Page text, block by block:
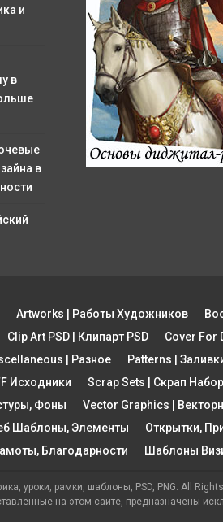
и
в
в
Artworks | Работы Художников
Clip Art PSD | Клипарт PSD Cover For
| Разное Patterns |
Исходники Scrap Sets | Скрап
Фоны
Vector Graphics |
Шаблоны, Элементы
Открытки,
Благодарности
Шаблоны
уроки, рамки, шаблоны, PSD, PNG. All
на этом сайте, предназначены